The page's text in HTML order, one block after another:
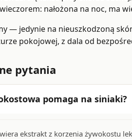
nałożona na noc, ma
— jedynie na nieuszkodzoną
pokojowej, z dala od
pytania
pomaga na siniaki?
ekstrakt z korzenia żywokostu